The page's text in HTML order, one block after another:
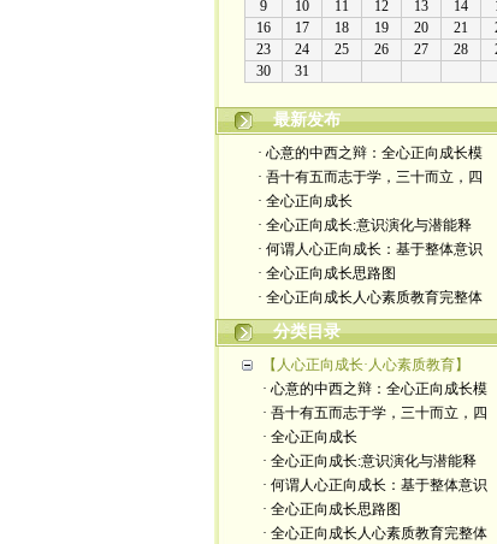
最新发布
· 心意的中西之辩：全心正向成长模
· 吾十有五而志于学，三十而立，四
· 全心正向成长
· 全心正向成长:意识演化与潜能释
· 何谓人心正向成长：基于整体意识
· 全心正向成长思路图
· 全心正向成长人心素质教育完整体
分类目录
【人心正向成长·人心素质教育】
· 心意的中西之辩：全心正向成长模
· 吾十有五而志于学，三十而立，四
· 全心正向成长
· 全心正向成长:意识演化与潜能释
· 何谓人心正向成长：基于整体意识
· 全心正向成长思路图
· 全心正向成长人心素质教育完整体